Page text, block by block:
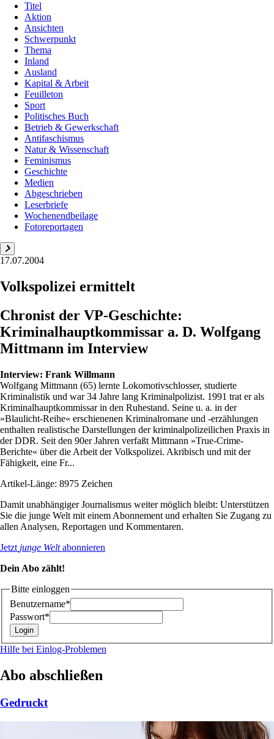
Titel
Aktion
Ansichten
Schwerpunkt
Thema
Inland
Ausland
Kapital & Arbeit
Feuilleton
Sport
Politisches Buch
Betrieb & Gewerkschaft
Antifaschismus
Natur & Wissenschaft
Feminismus
Geschichte
Medien
Abgeschrieben
Leserbriefe
Wochenendbeilage
Fotoreportagen
17.07.2004
Volkspolizei ermittelt
Chronist der VP-Geschichte:
Kriminalhauptkommissar a. D. Wolfgang
Mittmann im Interview
Interview: Frank Willmann
Wolfgang Mittmann (65) lernte Lokomotivschlosser, studierte
Kriminalistik und war 34 Jahre lang Kriminalpolizist. 1991 trat er als
Kriminalhauptkommissar in den Ruhestand. Seine u. a. in der
»Blaulicht-Reihe« erschienenen Kriminalromane und -erzählungen
enthalten realistische Darstellungen der kriminalpolizeilichen Praxis in
der DDR. Seit den 90er Jahren verfaßt Mittmann »True-Crime-
Berichte« über die Arbeit der Volkspolizei. Akribisch und mit der
Fähigkeit, eine Fr...
Artikel-Länge: 8975 Zeichen
Damit unabhängiger Journalismus weiter möglich bleibt: Unterstützen
Sie die junge Welt mit einem Abonnement und erhalten Sie Zugang zu
allen Analysen, Reportagen und Kommentaren.
Jetzt junge Weltabonnieren
Dein Abo zählt!
Bitte einloggen
Benutzername*
Passwort*
Hilfe bei Einlog-Problemen
Abo abschließen
Gedruckt